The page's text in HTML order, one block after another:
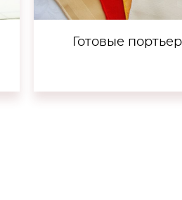
Готовые